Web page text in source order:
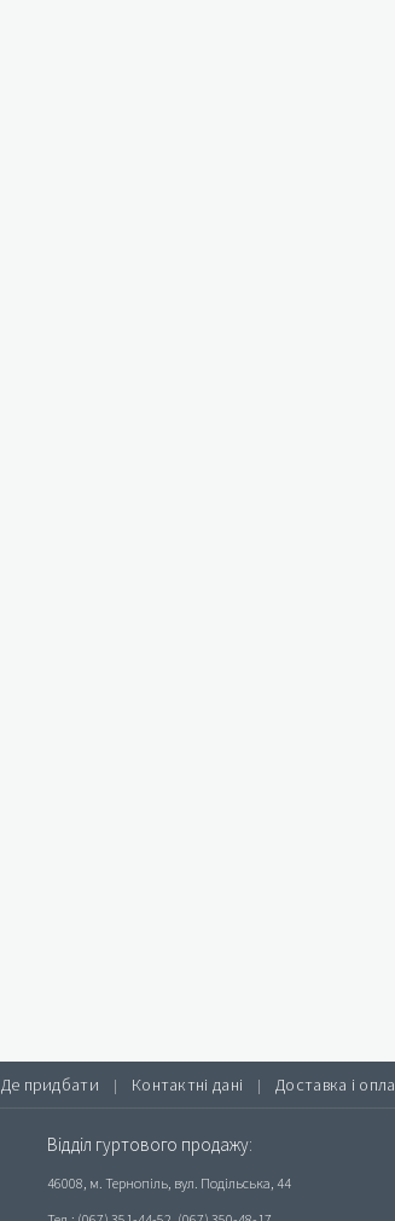
Де придбати | Контактні дані | Доставка і
Відділ гуртового продажу:
46008, м. Тернопіль, вул. Подільська, 44